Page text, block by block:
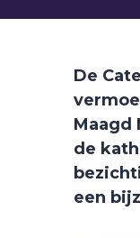
De
Maagd
de
een